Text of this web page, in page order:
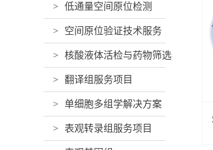
> 低通量空间原位检测
> 空间原位验证技术服务
> 核酸液体活检与药物筛选
> 翻译组服务项目
> 单细胞多组学解决方案
> 表观转录组服务项目